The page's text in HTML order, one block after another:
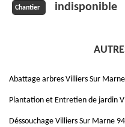
Chantier indisponible
Abattage arbres Villiers Sur
Plantation et Entretien de jardin
Déssouchage Villiers Sur Marne